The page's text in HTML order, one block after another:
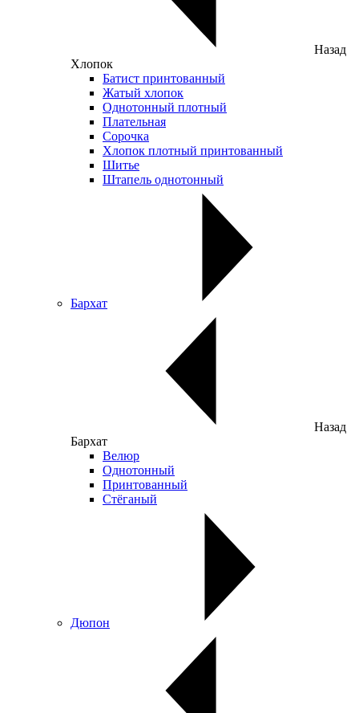
Назад
Хлопок
Батист принтованный
Жатый хлопок
Однотонный плотный
Плательная
Сорочка
Хлопок плотный принтованный
Шитье
Штапель однотонный
Бархат
Назад
Бархат
Велюр
Однотонный
Принтованный
Стёганый
Дюпон